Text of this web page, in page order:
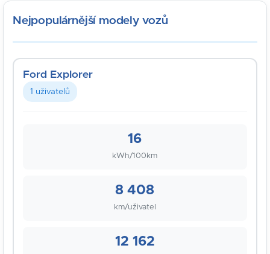
Nejpopulárnější modely vozů
Ford Explorer
1 uživatelů
16
kWh/100km
8 408
km/uživatel
12 162